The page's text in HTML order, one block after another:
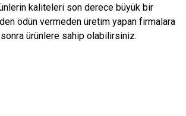
kaliteleri son derece büyük bir
ödün vermeden üretim yapan firmalara
ürünlere sahip olabilirsiniz.